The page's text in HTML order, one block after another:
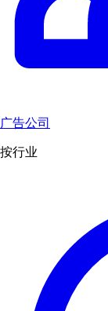
广告公司
按行业